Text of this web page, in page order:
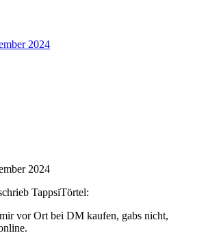
2024
2024
TappsiTörtel:
vor Ort bei DM kaufen, gabs nicht,